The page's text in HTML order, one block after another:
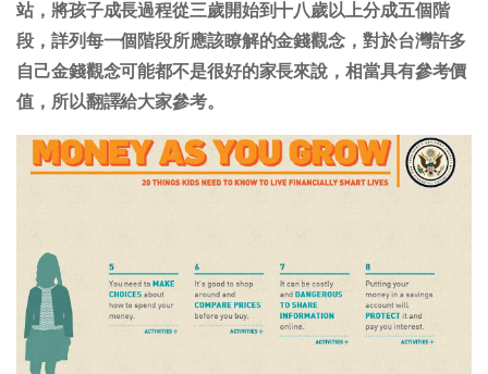
站，將孩子成長過程從三歲開始到十八歲以上分成五個階
段，詳列每一個階段所應該瞭解的金錢觀念，對於台灣許多
自己金錢觀念可能都不是很好的家長來說，相當具有參考價
值，所以翻譯給大家參考。